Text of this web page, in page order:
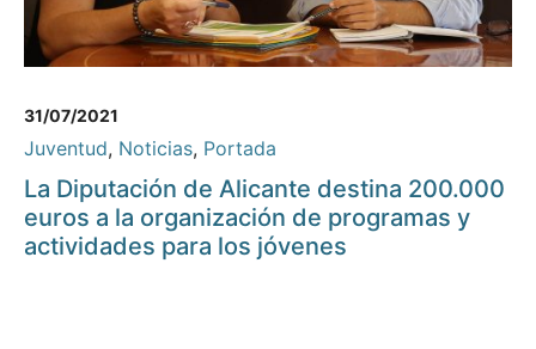
31/07/2021
Juventud, Noticias, Portada
La Diputación de Alicante destina 200.000
euros a la organización de programas y
actividades para los jóvenes